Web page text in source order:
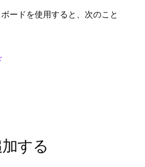
ードを使用すると、次のこと
する